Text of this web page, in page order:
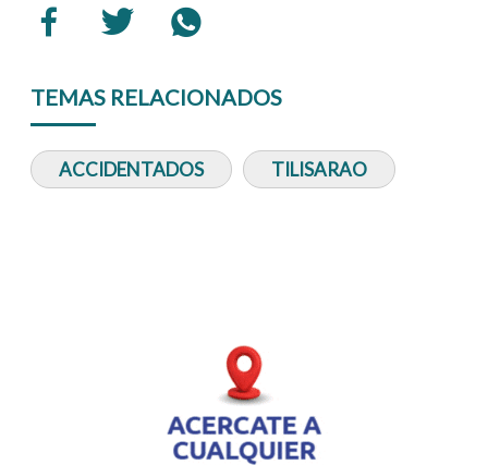
TEMAS RELACIONADOS
ACCIDENTADOS TILISARAO